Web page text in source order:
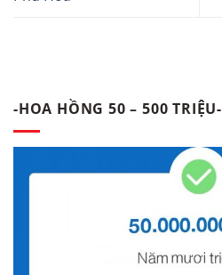
-HOA HỒNG 50 – 500 TRIỆU-